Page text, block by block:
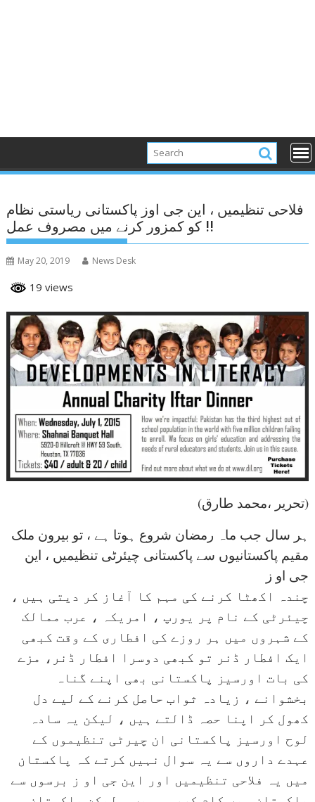
فلاحی تنظیمیں ، این جی اوز پاکستانی ریاستی نظام
کو کمزور کرنے میں مصروف عمل !!
May 20, 2019 News Desk
19 views
(تحریر ،محمد طارق)
ہر سال جب ماہ رمضان شروع ہوتا ہے ، تو بیرون ملک
مقیم پاکستانیوں سے پاکستانی چیئرٹی تنظیمیں ، این
جی او ز
چندہ اکھٹا کرنے کی مہم کا آغاز کر دیتی ہیں ،
چیئرٹی کے نام پر یورپ ، امریکہ ، عرب ممالک
کے شہروں میں ہر روزے کی افطاری کے وقت کبھی
ایک افطار ڈنر تو کبھی دوسرا افطار ڈنر، مزے
کی بات اورسیز پاکستانی بھی اپنے گناہ
بخشوانے ، زیادہ ثواب حاصل کرنے کے لیے دل
کھول کر اپنا حصہ ڈالتے ہیں ، لیکن یہ سادہ
لوح اورسیز پاکستانی ان چیرٹی تنظیموں کے
عہدے داروں سے یہ سوال نہیں کرتے کہ پاکستان
میں یہ فلاحی تنظیمیں اور این جی او ز برسوں سے